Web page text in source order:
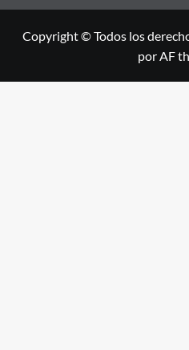
Copyright © Todos los
por AF